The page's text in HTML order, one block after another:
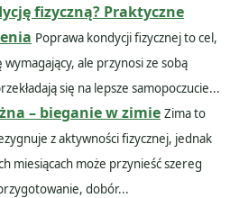
fizyczną? Praktyczne
Poprawa kondycji fizycznej to cel,
ale przynosi ze sobą
się na lepsze samopoczucie...
– bieganie w zimie Zima to
z aktywności fizycznej, jednak
miesiącach może przynieść szereg
dobór...